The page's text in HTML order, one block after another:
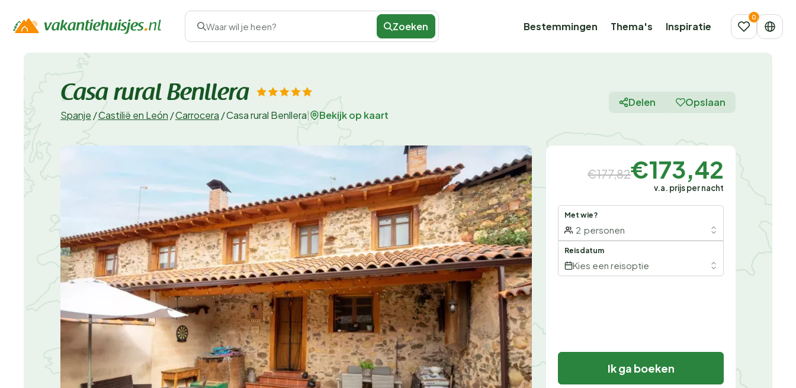
Waar wil je heen? Zoeken Bestemmingen Thema's Inspiratie
Casa rural Benllera
Spanje /Castilië en León /Carrocera /Casa rural Benllera Bekijk op kaart
Delen Opslaan
€177,82€173,42
v.a. prijs per nacht
Met wie?
2 personen
Reisdatum
Kies een reisoptie
Ik ga boeken